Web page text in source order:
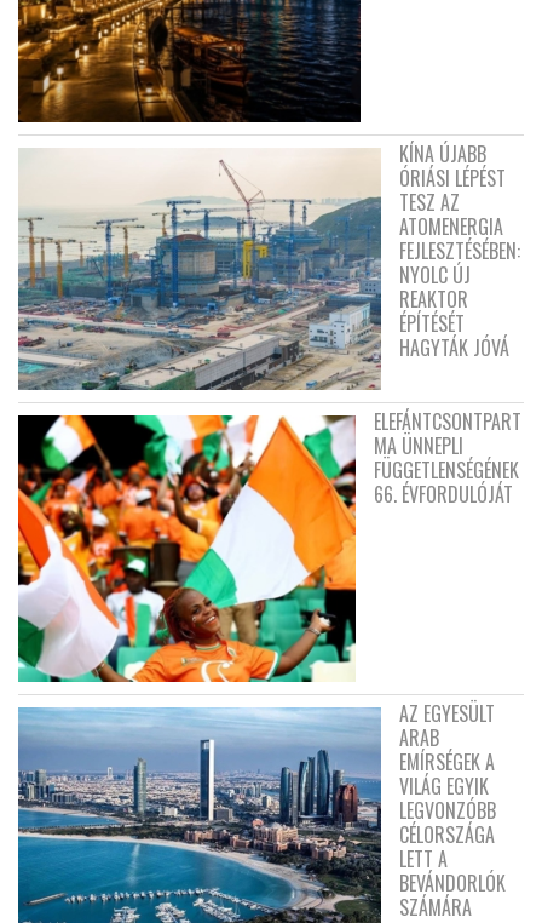
KÍNA ÚJABB
ÓRIÁSI LÉPÉST
TESZ AZ
ATOMENERGIA
FEJLESZTÉSÉBEN:
NYOLC ÚJ
REAKTOR
ÉPÍTÉSÉT
HAGYTÁK JÓVÁ
ELEFÁNTCSONTPART
MA ÜNNEPLI
FÜGGETLENSÉGÉNEK
66. ÉVFORDULÓJÁT
AZ EGYESÜLT
ARAB
EMÍRSÉGEK A
VILÁG EGYIK
LEGVONZÓBB
CÉLORSZÁGA
LETT A
BEVÁNDORLÓK
SZÁMÁRA